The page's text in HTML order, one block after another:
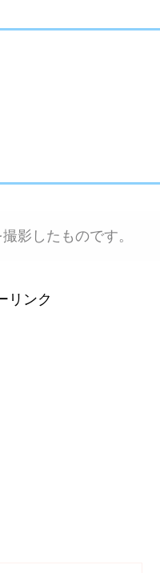
影したものです。
リンク